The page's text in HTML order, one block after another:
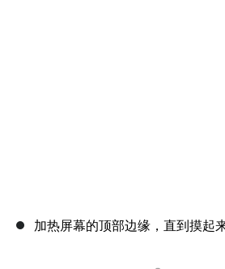
加热屏幕的顶部边缘，直到摸起来